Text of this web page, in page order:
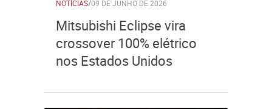
NOTÍCIAS/09 DE JUNHO DE 2026
Mitsubishi Eclipse vira
crossover 100% elétrico
nos Estados Unidos